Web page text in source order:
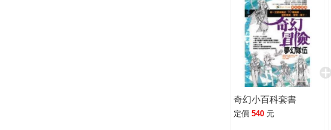
奇幻小百科套書
定價 540 元